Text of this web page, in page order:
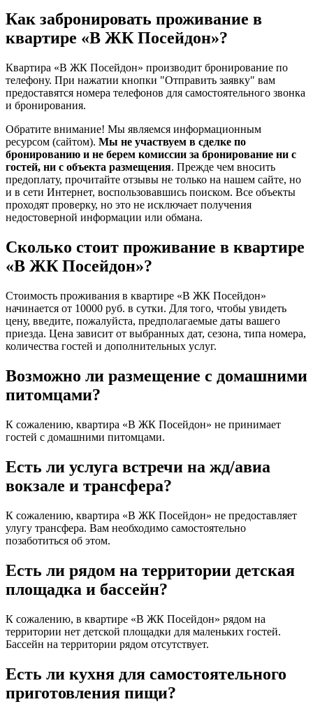
Как забронировать проживание в
квартире «В ЖК Посейдон»?
Квартира «В ЖК Посейдон» производит бронирование по
телефону. При нажатии кнопки "Отправить заявку" вам
предоставятся номера телефонов для самостоятельного звонка
и бронирования.
Обратите внимание! Мы являемся информационным
ресурсом (сайтом). Мы не участвуем в сделке по
бронированию и не берем комиссии за бронирование ни с
гостей, ни с объекта размещения. Прежде чем вносить
предоплату, прочитайте отзывы не только на нашем сайте, но
и в сети Интернет, воспользовавшись поиском. Все объекты
проходят проверку, но это не исключает получения
недостоверной информации или обмана.
Сколько стоит проживание в квартире
«В ЖК Посейдон»?
Стоимость проживания в квартире «В ЖК Посейдон»
начинается от 10000 руб. в сутки. Для того, чтобы увидеть
цену, введите, пожалуйста, предполагаемые даты вашего
приезда. Цена зависит от выбранных дат, сезона, типа номера,
количества гостей и дополнительных услуг.
Возможно ли размещение с домашними
питомцами?
К сожалению, квартира «В ЖК Посейдон» не принимает
гостей с домашними питомцами.
Есть ли услуга встречи на жд/авиа
вокзале и трансфера?
К сожалению, квартира «В ЖК Посейдон» не предоставляет
улугу трансфера. Вам необходимо самостоятельно
позаботиться об этом.
Есть ли рядом на территории детская
площадка и бассейн?
К сожалению, в квартире «В ЖК Посейдон» рядом на
территории нет детской площадки для маленьких гостей.
Бассейн на территории рядом отсутствует.
Есть ли кухня для самостоятельного
приготовления пищи?